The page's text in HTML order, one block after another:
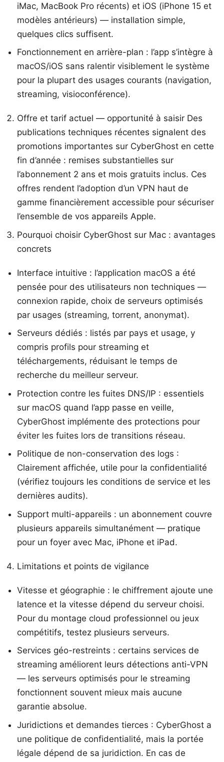
iMac, MacBook Pro récents) et iOS (iPhone 15 et
modèles antérieurs) — installation simple,
quelques clics suffisent.
Fonctionnement en arrière-plan : l’app s’intègre à
macOS/iOS sans ralentir visiblement le système
pour la plupart des usages courants (navigation,
streaming, visioconférence).
Offre et tarif actuel — opportunité à saisir Des
publications techniques récentes signalent des
promotions importantes sur CyberGhost en cette
fin d’année : remises substantielles sur
l’abonnement 2 ans et mois gratuits inclus. Ces
offres rendent l’adoption d’un VPN haut de
gamme financièrement accessible pour sécuriser
l’ensemble de vos appareils Apple.
Pourquoi choisir CyberGhost sur Mac : avantages
concrets
Interface intuitive : l’application macOS a été
pensée pour des utilisateurs non techniques —
connexion rapide, choix de serveurs optimisés
par usages (streaming, torrent, anonymat).
Serveurs dédiés : listés par pays et usage, y
compris profils pour streaming et
téléchargements, réduisant le temps de
recherche du meilleur serveur.
Protection contre les fuites DNS/IP : essentiels
sur macOS quand l’app passe en veille,
CyberGhost implémente des protections pour
éviter les fuites lors de transitions réseau.
Politique de non-conservation des logs :
Clairement affichée, utile pour la confidentialité
(vérifiez toujours les conditions de service et les
dernières audits).
Support multi-appareils : un abonnement couvre
plusieurs appareils simultanément — pratique
pour un foyer avec Mac, iPhone et iPad.
Limitations et points de vigilance
Vitesse et géographie : le chiffrement ajoute une
latence et la vitesse dépend du serveur choisi.
Pour du montage cloud professionnel ou jeux
compétitifs, testez plusieurs serveurs.
Services géo-restreints : certains services de
streaming améliorent leurs détections anti-VPN
— les serveurs optimisés pour le streaming
fonctionnent souvent mieux mais aucune
garantie absolue.
Juridictions et demandes tierces : CyberGhost a
une politique de confidentialité, mais la portée
légale dépend de sa juridiction. En cas de